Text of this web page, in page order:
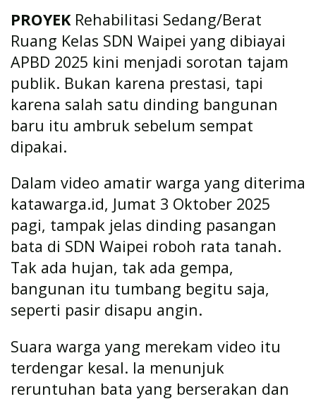
PROYEKRehabilitasi Sedang/Berat
Ruang Kelas SDN Waipei yang dibiayai
APBD 2025 kini menjadi sorotan tajam
publik. Bukan karena prestasi, tapi
karena salah satu dinding bangunan
baru itu ambruk sebelum sempat
dipakai.
Dalam video amatir warga yang diterima
katawarga.id, Jumat 3 Oktober 2025
pagi, tampak jelas dinding pasangan
bata di SDN Waipei roboh rata tanah.
Tak ada hujan, tak ada gempa,
bangunan itu tumbang begitu saja,
seperti pasir disapu angin.
Suara warga yang merekam video itu
terdengar kesal. Ia menunjuk
reruntuhan bata yang berserakan dan